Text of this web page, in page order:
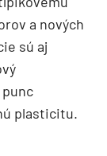
a nových
sú aj
plasticitu.